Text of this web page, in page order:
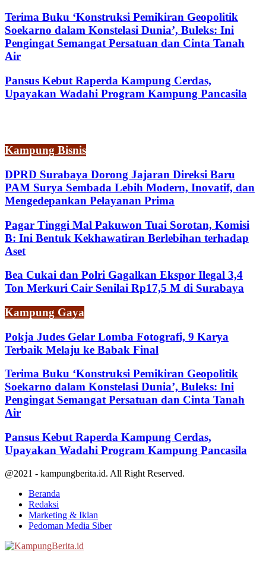
Terima Buku ‘Konstruksi Pemikiran Geopolitik
Soekarno dalam Konstelasi Dunia’, Buleks: Ini
Pengingat Semangat Persatuan dan Cinta Tanah
Air
Pansus Kebut Raperda Kampung Cerdas,
Upayakan Wadahi Program Kampung Pancasila
Kampung Bisnis
DPRD Surabaya Dorong Jajaran Direksi Baru
PAM Surya Sembada Lebih Modern, Inovatif, dan
Mengedepankan Pelayanan Prima
Pagar Tinggi Mal Pakuwon Tuai Sorotan, Komisi
B: Ini Bentuk Kekhawatiran Berlebihan terhadap
Aset
Bea Cukai dan Polri Gagalkan Ekspor Ilegal 3,4
Ton Merkuri Cair Senilai Rp17,5 M di Surabaya
Kampung Gaya
Pokja Judes Gelar Lomba Fotografi, 9 Karya
Terbaik Melaju ke Babak Final
Terima Buku ‘Konstruksi Pemikiran Geopolitik
Soekarno dalam Konstelasi Dunia’, Buleks: Ini
Pengingat Semangat Persatuan dan Cinta Tanah
Air
Pansus Kebut Raperda Kampung Cerdas,
Upayakan Wadahi Program Kampung Pancasila
@2021 - kampungberita.id. All Right Reserved.
Beranda
Redaksi
Marketing & Iklan
Pedoman Media Siber